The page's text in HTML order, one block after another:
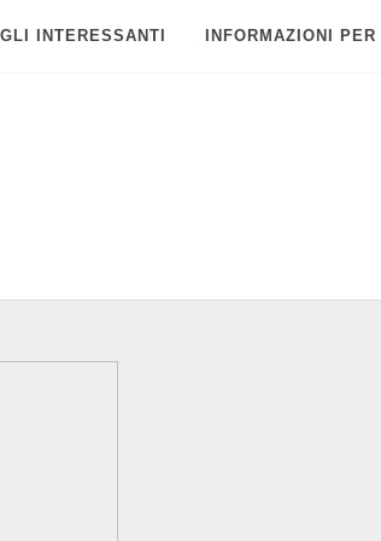
INTERESSANTI INFORMAZIONI PER